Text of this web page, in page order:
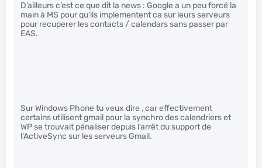
D’ailleurs c’est ce que dit la news : Google a un peu forcé la
main à MS pour qu’ils implementent ca sur leurs serveurs
pour recuperer les contacts / calendars sans passer par
EAS.
Sur Windows Phone tu veux dire , car effectivement
certains utilisent gmail pour la synchro des calendriers et
WP se trouvait pénaliser depuis l’arrêt du support de
l’ActiveSync sur les serveurs Gmail.